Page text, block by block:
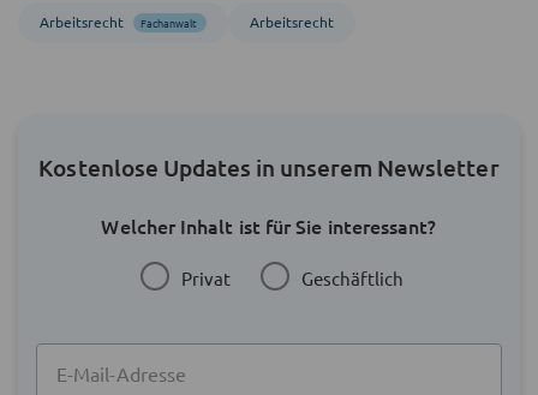
Arbeitsrecht Fachanwalt Arbeitsrecht
Kostenlose Updates in unserem Newsletter
Welcher Inhalt ist für Sie interessant?
Privat Geschäftlich